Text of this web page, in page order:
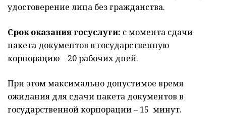
удостоверение лица без гражданства.
Срок оказания госуслуги: с момента сдачи
пакета документов в государственную
корпорацию – 20 рабочих дней.
При этом максимально допустимое время
ожидания для сдачи пакета документов в
государственной корпорации – 15 минут.